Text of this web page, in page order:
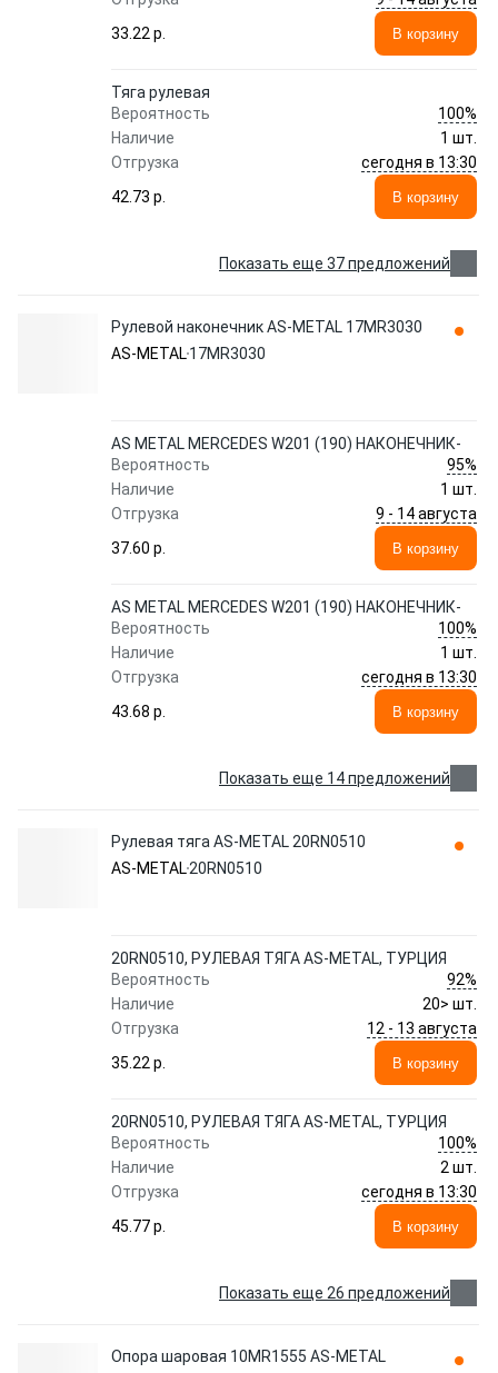
33.22 p.
В корзину
Тяга рулевая
Вероятность
100%
Наличие
1 шт.
Отгрузка
сегодня в 13:30
42.73 p.
В корзину
Показать еще 37 предложений
Рулевой наконечник AS-METAL 17MR3030
AS-METAL17MR3030
AS METAL MERCEDES W201 (190) НАКОНЕЧНИК-
Вероятность
95%
Наличие
1 шт.
Отгрузка
9 - 14 августа
37.60 p.
В корзину
AS METAL MERCEDES W201 (190) НАКОНЕЧНИК-
Вероятность
100%
Наличие
1 шт.
Отгрузка
сегодня в 13:30
43.68 p.
В корзину
Показать еще 14 предложений
Рулевая тяга AS-METAL 20RN0510
AS-METAL20RN0510
20RN0510, РУЛЕВАЯ ТЯГА AS-METAL, ТУРЦИЯ
Вероятность
92%
Наличие
20> шт.
Отгрузка
12 - 13 августа
35.22 p.
В корзину
20RN0510, РУЛЕВАЯ ТЯГА AS-METAL, ТУРЦИЯ
Вероятность
100%
Наличие
2 шт.
Отгрузка
сегодня в 13:30
45.77 p.
В корзину
Показать еще 26 предложений
Опора шаровая 10MR1555 AS-METAL